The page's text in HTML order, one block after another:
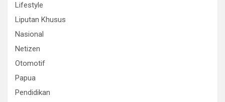
Lifestyle
Liputan Khusus
Nasional
Netizen
Otomotif
Papua
Pendidikan